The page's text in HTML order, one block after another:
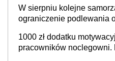
W sierpniu kolejne
ograniczenie podlewania
cały kraj
1000 zł dodatku
pracowników